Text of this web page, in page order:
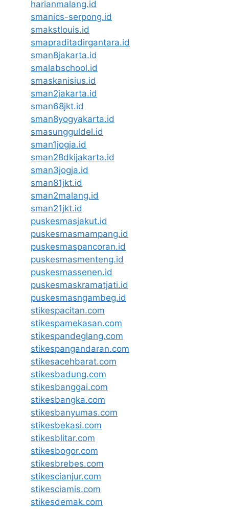
harianmalang.id
smanics-serpong.id
smakstlouis.id
smapraditadirgantara.id
sman8jakarta.id
smalabschool.id
smaskanisius.id
sman2jakarta.id
sman68jkt.id
sman8yogyakarta.id
smasungguldel.id
sman1jogja.id
sman28dkijakarta.id
sman3jogja.id
sman81jkt.id
sman2malang.id
sman21jkt.id
puskesmasjakut.id
puskesmasmampang.id
puskesmaspancoran.id
puskesmasmenteng.id
puskesmassenen.id
puskesmaskramatjati.id
puskesmasngambeg.id
stikespacitan.com
stikespamekasan.com
stikespandeglang.com
stikespangandaran.com
stikesacehbarat.com
stikesbadung.com
stikesbanggai.com
stikesbangka.com
stikesbanyumas.com
stikesbekasi.com
stikesblitar.com
stikesbogor.com
stikesbrebes.com
stikescianjur.com
stikesciamis.com
stikesdemak.com